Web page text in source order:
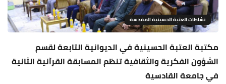
نشاطات العتبة الحسينية المقدسة
مكتبة العتبة الحسينية في الديوانية التابعة لقسم
الشؤون الفكرية والثقافية تنظم المسابقة القرآنية الثانية
في جامعة القادسية